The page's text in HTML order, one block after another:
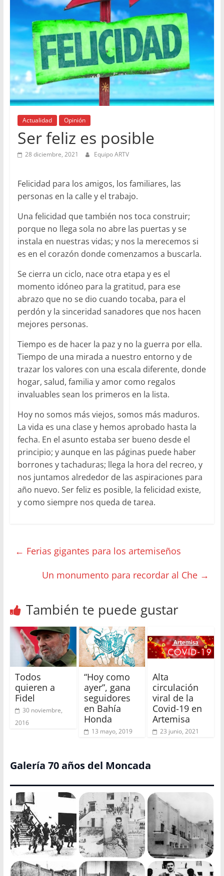
Actualidad Opinión
Ser feliz es posible
28 diciembre, 2021 Equipo ARTV
Felicidad para los amigos, los familiares, las
personas en la calle y el trabajo.
Una felicidad que también nos toca construir;
porque no llega sola no abre las puertas y se
instala en nuestras vidas; y nos la merecemos si
es en el corazón donde comenzamos a buscarla.
Se cierra un ciclo, nace otra etapa y es el
momento idóneo para la gratitud, para ese
abrazo que no se dio cuando tocaba, para el
perdón y la sinceridad sanadores que nos hacen
mejores personas.
Tiempo es de hacer la paz y no la guerra por ella.
Tiempo de una mirada a nuestro entorno y de
trazar los valores con una escala diferente, donde
hogar, salud, familia y amor como regalos
invaluables sean los primeros en la lista.
Hoy no somos más viejos, somos más maduros.
La vida es una clase y hemos aprobado hasta la
fecha. En el asunto estaba ser bueno desde el
principio; y aunque en las páginas puede haber
borrones y tachaduras; llega la hora del recreo, y
nos juntamos alrededor de las aspiraciones para
año nuevo. Ser feliz es posible, la felicidad existe,
y como siempre nos queda de tarea.
← Ferias gigantes para los artemiseños
Un monumento para recordar al Che →
También te puede gustar
Todos
quieren a
Fidel
30 noviembre,
2016
“Hoy como
ayer”, gana
seguidores
en Bahía
Honda
13 mayo, 2019
Alta
circulación
viral de la
Covid-19 en
Artemisa
23 junio, 2021
Galería 70 años del Moncada